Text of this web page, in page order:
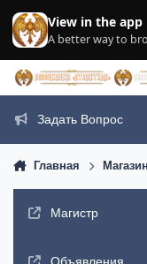
View in the app
A better way to
Задать Вопрос
Главная Магазин
Магистр
Объявления